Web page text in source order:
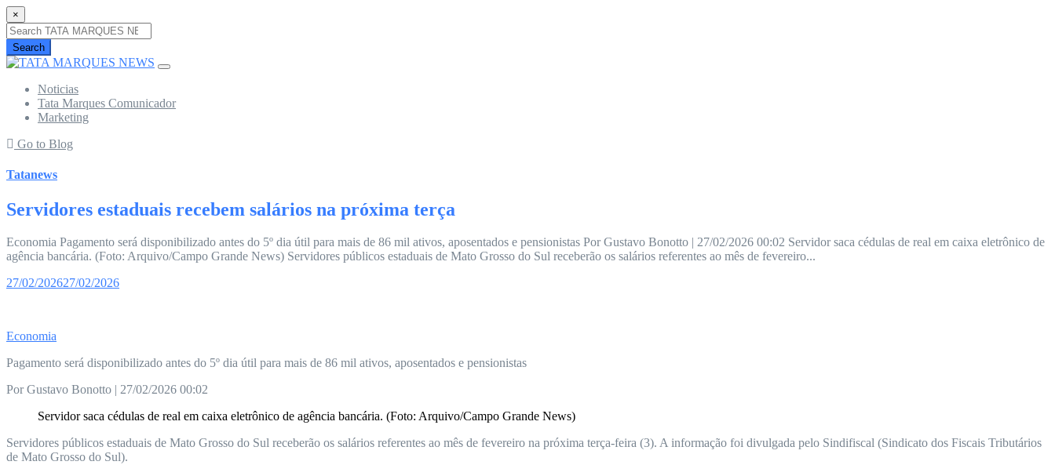
×
Search
Noticias
Tata Marques Comunicador
Marketing
Go to Blog
Tatanews
Servidores estaduais recebem salários na próxima terça
Economia Pagamento será disponibilizado antes do 5º dia útil para mais de 86 mil ativos, aposentados e pensionistas Por Gustavo Bonotto | 27/02/2026 00:02 Servidor saca cédulas de real em caixa eletrônico de
agência bancária. (Foto: Arquivo/Campo Grande News) Servidores públicos estaduais de Mato Grosso do Sul receberão os salários referentes ao mês de fevereiro...
27/02/202627/02/2026
Economia
Pagamento será disponibilizado antes do 5º dia útil para mais de 86 mil ativos, aposentados e pensionistas
Por Gustavo Bonotto | 27/02/2026 00:02
Servidor saca cédulas de real em caixa eletrônico de agência bancária. (Foto: Arquivo/Campo Grande News)
Servidores públicos estaduais de Mato Grosso do Sul receberão os salários referentes ao mês de fevereiro na próxima terça-feira (3). A informação foi divulgada pelo Sindifiscal (Sindicato dos Fiscais Tributários
de Mato Grosso do Sul).